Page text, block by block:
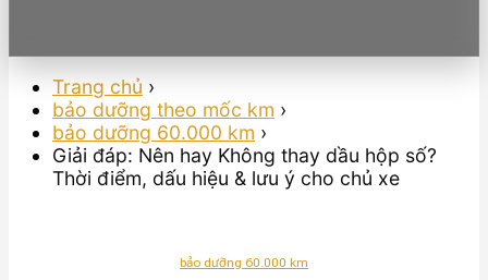
Trang chủ ›
bảo dưỡng theo mốc km ›
bảo dưỡng 60.000 km ›
Giải đáp: Nên hay Không thay dầu hộp số?
Thời điểm, dấu hiệu & lưu ý cho chủ xe
bảo dưỡng 60.000 km